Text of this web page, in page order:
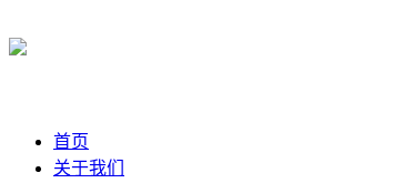
首页
关于我们